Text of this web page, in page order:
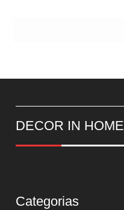
DECOR IN HOME
Categorias